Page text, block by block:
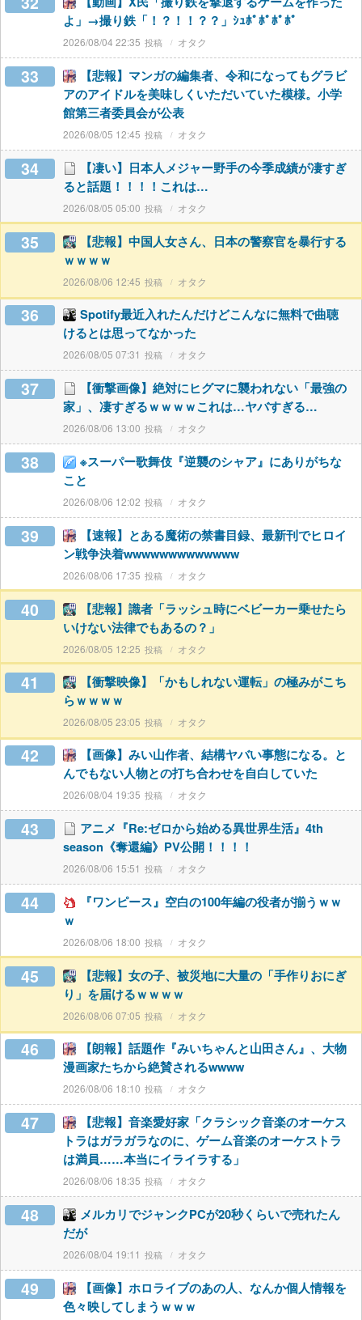
よ」→撮り鉄「！？！！？？」ｼｭﾎﾟﾎﾟﾎﾟﾎﾟ
2026/08/04 22:35 オタク
33
【悲報】マンガの編集者、令和になってもグラビ
アのアイドルを美味しくいただいていた模様。小学
館第三者委員会が公表
2026/08/05 12:45 オタク
34
【凄い】日本人メジャー野手の今季成績が凄すぎ
ると話題！！！！これは…
2026/08/05 05:00 オタク
35
【悲報】中国人女さん、日本の警察官を暴行する
ｗｗｗｗ
2026/08/06 12:45 オタク
36
Spotify最近入れたんだけどこんなに無料で曲聴
けるとは思ってなかった
2026/08/05 07:31 オタク
37
【衝撃画像】絶対にヒグマに襲われない「最強の
家」、凄すぎるｗｗｗｗこれは…ヤバすぎる…
2026/08/06 13:00 オタク
38
※スーパー歌舞伎『逆襲のシャア』にありがちな
こと
2026/08/06 12:02 オタク
39
【速報】とある魔術の禁書目録、最新刊でヒロイ
ン戦争決着wwwwwwwwwwwww
2026/08/06 17:35 オタク
40
【悲報】識者「ラッシュ時にベビーカー乗せたら
いけない法律でもあるの？」
2026/08/05 12:25 オタク
41
【衝撃映像】「かもしれない運転」の極みがこち
らｗｗｗｗ
2026/08/05 23:05 オタク
42
【画像】みい山作者、結構ヤバい事態になる。と
んでもない人物との打ち合わせを自白していた
2026/08/04 19:35 オタク
43
アニメ『Re:ゼロから始める異世界生活』4th
season《奪還編》PV公開！！！！
2026/08/06 15:51 オタク
44
『ワンピース』空白の100年編の役者が揃うｗｗ
ｗ
2026/08/06 18:00 オタク
45
【悲報】女の子、被災地に大量の「手作りおにぎ
り」を届けるｗｗｗｗ
2026/08/06 07:05 オタク
46
【朗報】話題作『みいちゃんと山田さん』、大物
漫画家たちから絶賛されるwwww
2026/08/06 18:10 オタク
47
【悲報】音楽愛好家「クラシック音楽のオーケス
トラはガラガラなのに、ゲーム音楽のオーケストラ
は満員……本当にイライラする」
2026/08/06 18:35 オタク
48
メルカリでジャンクPCが20秒くらいで売れたん
だが
2026/08/04 19:11 オタク
49
【画像】ホロライブのあの人、なんか個人情報を
色々映してしまうｗｗｗ